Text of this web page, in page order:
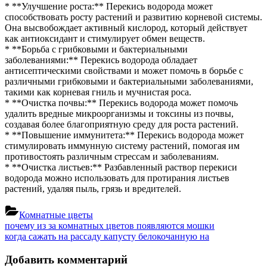
* **Улучшение роста:** Перекись водорода может
способствовать росту растений и развитию корневой системы.
Она высвобождает активный кислород, который действует
как антиоксидант и стимулирует обмен веществ.
* **Борьба с грибковыми и бактериальными
заболеваниями:** Перекись водорода обладает
антисептическими свойствами и может помочь в борьбе с
различными грибковыми и бактериальными заболеваниями,
такими как корневая гниль и мучнистая роса.
* **Очистка почвы:** Перекись водорода может помочь
удалить вредные микроорганизмы и токсины из почвы,
создавая более благоприятную среду для роста растений.
* **Повышение иммунитета:** Перекись водорода может
стимулировать иммунную систему растений, помогая им
противостоять различным стрессам и заболеваниям.
* **Очистка листьев:** Разбавленный раствор перекиси
водорода можно использовать для протирания листьев
растений, удаляя пыль, грязь и вредителей.
Комнатные цветы
Навигация
по
записям
Previous
Post:
почему из за комнатных цветов появляются мошки
Next
когда сажать на рассаду капусту белокочанную на
Добавить комментарий